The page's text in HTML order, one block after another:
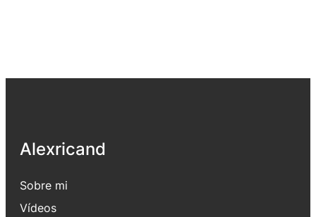
Alexricand
Sobre mi
Vídeos